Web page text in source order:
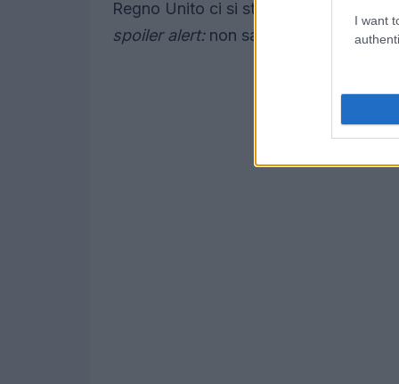
I want
Regno Unito ci si sta finalmente
spoiler alert:non sarà facile! 😅